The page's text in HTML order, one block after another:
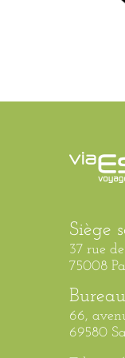
Siège
37 rue
75008
66,
69580